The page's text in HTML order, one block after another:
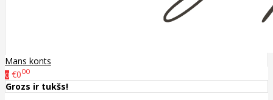
Mans konts
0 €000
Grozs ir tukšs!